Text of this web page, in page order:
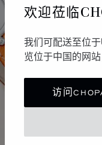
欢迎莅临
我们可配送至位
览位于中国的网
访问